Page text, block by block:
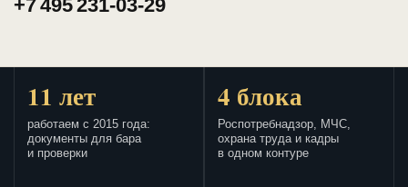
+7 495 231-03-29
11 лет
работаем с 2015 года:
документы для бара
и проверки
4 блока
Роспотребнадзор, МЧС,
охрана труда и кадры
в одном контуре